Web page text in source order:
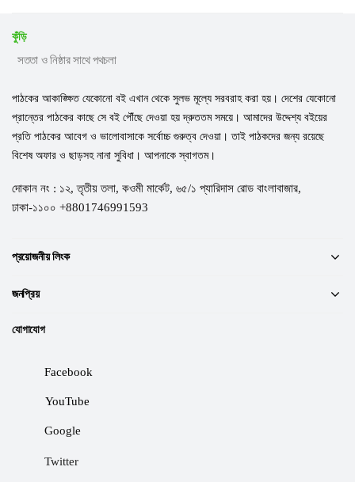
কুঁড়ি
সততা ও নিষ্ঠার সাথে পথচলা
পাঠকের আকাঙ্ক্ষিত যেকোনো বই এখান থেকে সুলভ মূল্যে সরবরাহ করা হয়। দেশের যেকোনো
প্রান্তের পাঠকের কাছে সে বই পৌঁছে দেওয়া হয় দ্রুততম সময়ে। আমাদের উদ্দেশ্য বইয়ের
প্রতি পাঠকের আবেগ ও ভালোবাসাকে সর্বোচ্চ গুরুত্ব দেওয়া। তাই পাঠকদের জন্য রয়েছে
বিশেষ অফার ও ছাড়সহ নানা সুবিধা। আপনাকে স্বাগতম।
দোকান নং : ১২, তৃতীয় তলা, কওমী মার্কেট, ৬৫/১ প্যারিদাস রোড বাংলাবাজার,
ঢাকা-১১০০ +8801746991593
প্রয়োজনীয় লিংক
জনপ্রিয়
যোগাযোগ
Facebook
YouTube
Google
Twitter